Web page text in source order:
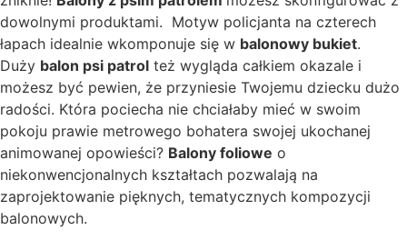
dowolnymi produktami. Motyw policjanta na czterech
łapach idealnie wkomponuje się w balonowy bukiet.
Duży balon psi patrol też wygląda całkiem okazale i
możesz być pewien, że przyniesie Twojemu dziecku dużo
radości. Która pociecha nie chciałaby mieć w swoim
pokoju prawie metrowego bohatera swojej ukochanej
animowanej opowieści? Balony foliowe o
niekonwencjonalnych kształtach pozwalają na
zaprojektowanie pięknych, tematycznych kompozycji
balonowych.